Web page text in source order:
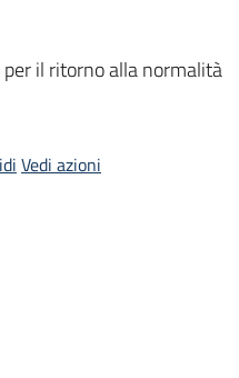
il ritorno alla normalità
Vedi azioni